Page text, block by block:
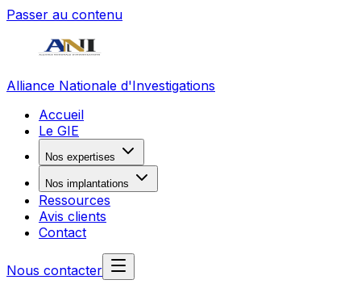
Passer au contenu
Alliance Nationale d'Investigations
Accueil
Le GIE
Nos expertises
Nos implantations
Ressources
Avis clients
Contact
Nous contacter